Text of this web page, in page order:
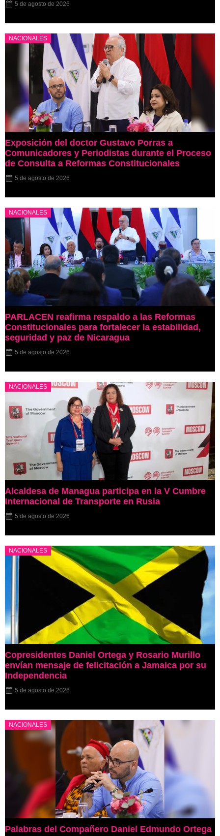
5 de agosto de 2026
NACIONALES
Exposición del doctor Gustavo Porras a
Comunicadores y Periodistas durante el Proceso
de Consulta a Reformas Constitucionales
5 de agosto de 2026
NACIONALES
PARLACEN reafirma respaldo a las Reformas
Constitucionales para fortalecer la estabilidad,
seguridad y paz de Nicaragua
5 de agosto de 2026
NACIONALES
Alcaldesa de Managua participa en la V Cumbre
Internacional de Transporte en Rusia
5 de agosto de 2026
NACIONALES
Copresidentes Daniel Ortega y Rosario Murillo
envían mensaje de felicitación a Jamaica por su
Independencia
5 de agosto de 2026
NACIONALES
Palabras del Compañero Daniel Edmundo Ortega